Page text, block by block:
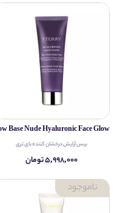
بیس آرایش درخشان کننده بای تری
۵,۹۹۸,۰۰۰ تومان